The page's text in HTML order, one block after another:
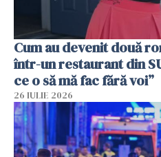
Cum au devenit două
într-un restaurant din
ce o să mă fac fără voi”
26 IULIE 2026